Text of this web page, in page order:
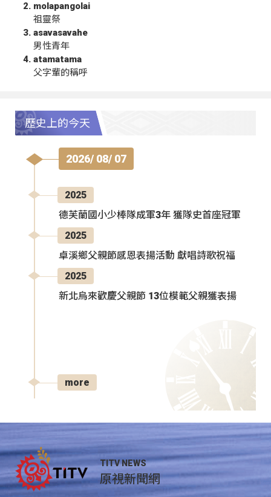
molapangolai
祖靈祭
asavasavahe
男性青年
atamatama
父字輩的稱呼
歷史上的今天
2026/ 08/ 07
2025
德芙蘭國小少棒隊成軍3年 獲隊史首座冠軍
2025
卓溪鄉父親節感恩表揚活動 獻唱詩歌祝福
2025
新北烏來歡慶父親節 13位模範父親獲表揚
more
TITV NEWS
原視新聞網